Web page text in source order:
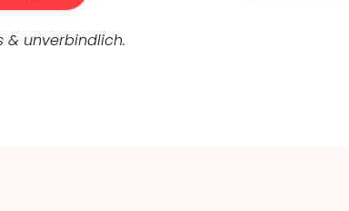
& unverbindlich.